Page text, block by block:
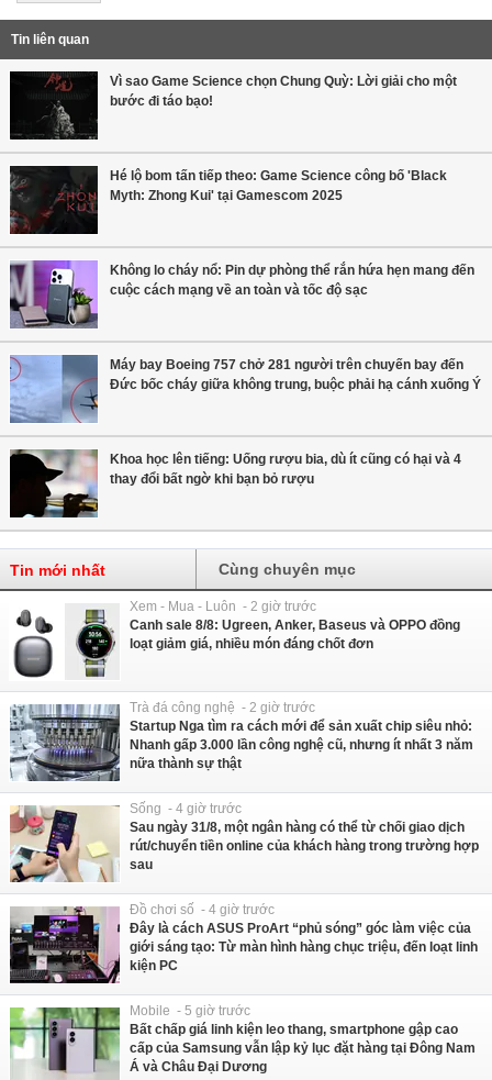
Tin liên quan
Vì sao Game Science chọn Chung Quỳ: Lời giải cho một
bước đi táo bạo!
Hé lộ bom tấn tiếp theo: Game Science công bố 'Black
Myth: Zhong Kui' tại Gamescom 2025
Không lo cháy nổ: Pin dự phòng thể rắn hứa hẹn mang đến
cuộc cách mạng về an toàn và tốc độ sạc
Máy bay Boeing 757 chở 281 người trên chuyến bay đến
Đức bốc cháy giữa không trung, buộc phải hạ cánh xuống Ý
Khoa học lên tiếng: Uống rượu bia, dù ít cũng có hại và 4
thay đổi bất ngờ khi bạn bỏ rượu
Tin mới nhất Cùng chuyên mục
Xem - Mua - Luôn - 2 giờ trước
Canh sale 8/8: Ugreen, Anker, Baseus và OPPO đồng
loạt giảm giá, nhiều món đáng chốt đơn
Trà đá công nghệ - 2 giờ trước
Startup Nga tìm ra cách mới để sản xuất chip siêu nhỏ:
Nhanh gấp 3.000 lần công nghệ cũ, nhưng ít nhất 3 năm
nữa thành sự thật
Sống - 4 giờ trước
Sau ngày 31/8, một ngân hàng có thể từ chối giao dịch
rút/chuyển tiền online của khách hàng trong trường hợp
sau
Đồ chơi số - 4 giờ trước
Đây là cách ASUS ProArt “phủ sóng” góc làm việc của
giới sáng tạo: Từ màn hình hàng chục triệu, đến loạt linh
kiện PC
Mobile - 5 giờ trước
Bất chấp giá linh kiện leo thang, smartphone gập cao
cấp của Samsung vẫn lập kỷ lục đặt hàng tại Đông Nam
Á và Châu Đại Dương